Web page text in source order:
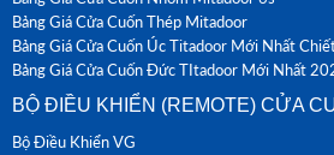
Bảng Giá Cửa Cuốn Thép Mitadoor
Bảng Giá Cửa Cuốn Úc Titadoor Mới Nhất
Bảng Giá Cửa Cuốn Đức TItadoor Mới Nhất
BỘ ĐIỀU KHIỂN (REMOTE) CỬA
Bộ Điều Khiển VG